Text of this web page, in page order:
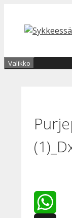
sisältöön
Valikko